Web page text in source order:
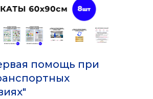
помощь при